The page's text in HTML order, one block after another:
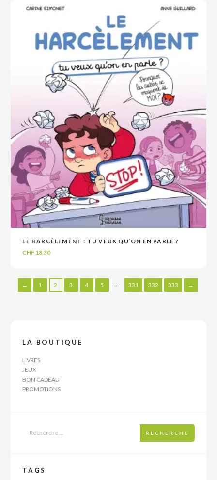
LE HARCÈLEMENT : TU VEUX QU’ON EN PARLE ?
CHF 18.30
← 1 2 3 4 5 … 331 332 333 →
LA BOUTIQUE
LIVRES
JEUX
BON CADEAU
PROMOTIONS
RECHERCHE
TAGS